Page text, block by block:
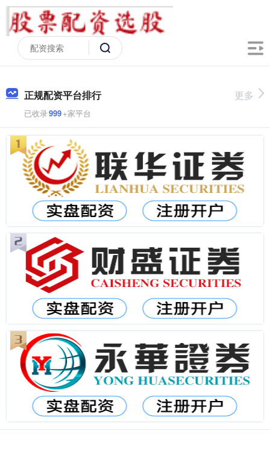
正规配资平台排行
已收录999+家平台
更多